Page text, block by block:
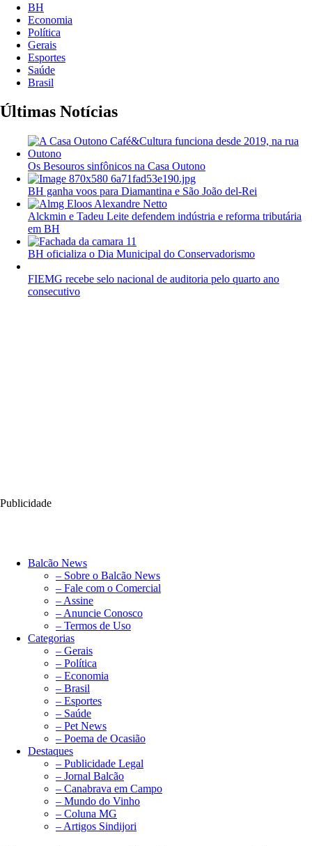
BH
Economia
Política
Gerais
Esportes
Saúde
Brasil
Últimas Notícias
Os Besouros sinfônicos na Casa Outono
BH ganha voos para Diamantina e São João del-Rei
Alckmin e Tadeu Leite defendem indústria e reforma tributária
em BH
BH oficializa o Dia Municipal do Conservadorismo
FIEMG recebe selo nacional de auditoria pelo quarto ano
consecutivo
Publicidade
Balcão News
– Sobre o Balcão News
– Fale com o Comercial
– Assine
– Anuncie Conosco
– Termos de Uso
Categorias
– Gerais
– Política
– Economia
– Brasil
– Esportes
– Saúde
– Pet News
– Poema de Ocasião
Destaques
– Publicidade Legal
– Jornal Balcão
– Canabrava em Campo
– Mundo do Vinho
– Coluna MG
– Artigos Sindijori